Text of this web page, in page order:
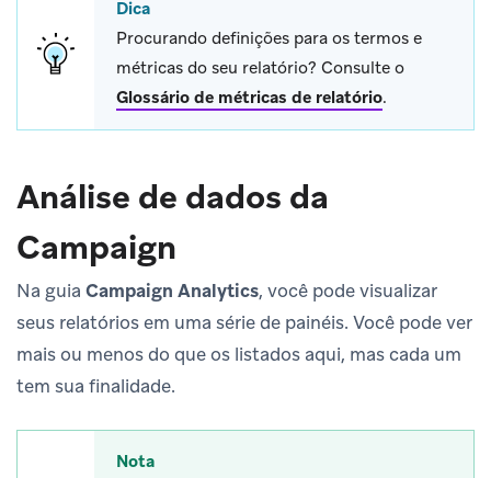
Dica
Procurando definições para os termos e
métricas do seu relatório? Consulte o
Glossário de métricas de relatório.
Análise de dados da
Campaign
Na guia Campaign Analytics, você pode visualizar
seus relatórios em uma série de painéis. Você pode ver
mais ou menos do que os listados aqui, mas cada um
tem sua finalidade.
Nota